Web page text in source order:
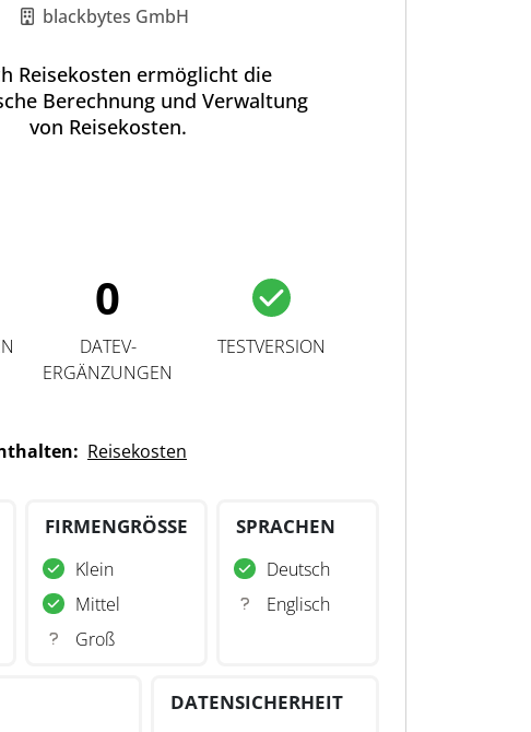
blackbytes GmbH
Reisekosten ermöglicht die
Berechnung und Verwaltung
von Reisekosten.
0
DATEV-
ERGÄNZUNGEN
TESTVERSION
Reisekosten
FIRMENGRÖSSE
Klein
Mittel
Groß
SPRACHEN
Deutsch
Englisch
DATENSICHERHEIT